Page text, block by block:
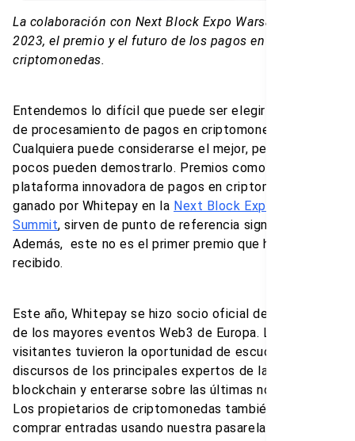
La colaboración con Next Block Expo Warsaw Summit
2023, el premio y el futuro de los pagos en
criptomonedas.
Entendemos lo difícil que puede ser elegir un servicio
de procesamiento de pagos en criptomonedas.
Cualquiera puede considerarse el mejor, pero solo unos
pocos pueden demostrarlo. Premios como el de "Mejor
plataforma innovadora de pagos en criptomonedas",
ganado por Whitepay en la Next Block Expo Warsaw
Summit, sirven de punto de referencia significativo.
Además, este no es el primer premio que hemos
recibido.
Este año, Whitepay se hizo socio oficial de NBX, uno
de los mayores eventos Web3 de Europa. Los
visitantes tuvieron la oportunidad de escuchar los
discursos de los principales expertos de la industria
blockchain y enterarse sobre las últimas novedades.
Los propietarios de criptomonedas también pudieron
comprar entradas usando nuestra pasarela de pagos.